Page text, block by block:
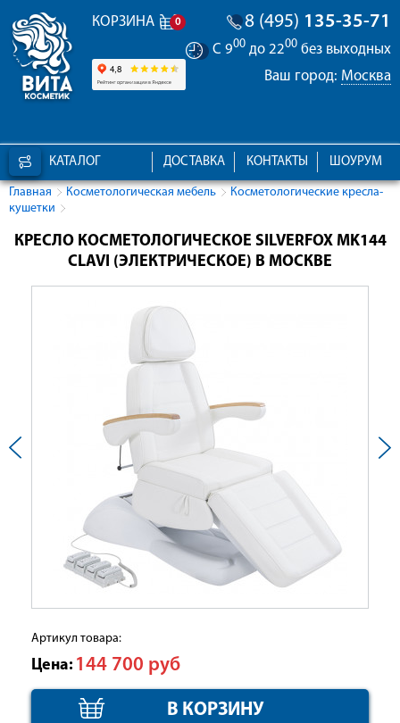
КОРЗИНА 0 8 (495) 135-35-71
С 900 до 2200 без выходных
Ваш город: Москва
КАТАЛОГ ШОУРУМ
КОНТАКТЫ
ДОСТАВКА
Главная Косметологическая мебель
Косметологические кресла-
кушетки
КРЕСЛО КОСМЕТОЛОГИЧЕСКОЕ SILVERFOX MK144
CLAVI (ЭЛЕКТРИЧЕСКОЕ) В МОСКВЕ
Артикул товара:
Цена: 144 700 руб